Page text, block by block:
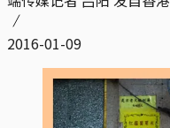
2016-01-09